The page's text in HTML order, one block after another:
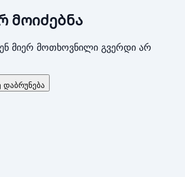
მოიძებნა
მიერ მოთხოვნილი გვერდი არ
დაბრუნება